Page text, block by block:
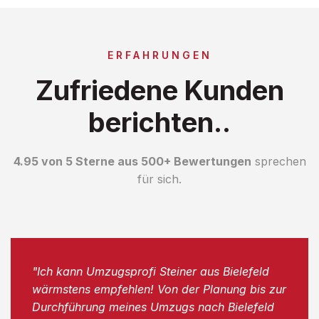
ERFAHRUNGEN
Zufriedene Kunden
berichten..
4.95 von 5 Sterne aus 500+ Bewertungen sprechen
für sich.
"Ich kann Umzugsprofi Steiner aus Bielefeld
wärmstens empfehlen! Von der Planung bis zur
Durchführung meines Umzugs nach Bielefeld